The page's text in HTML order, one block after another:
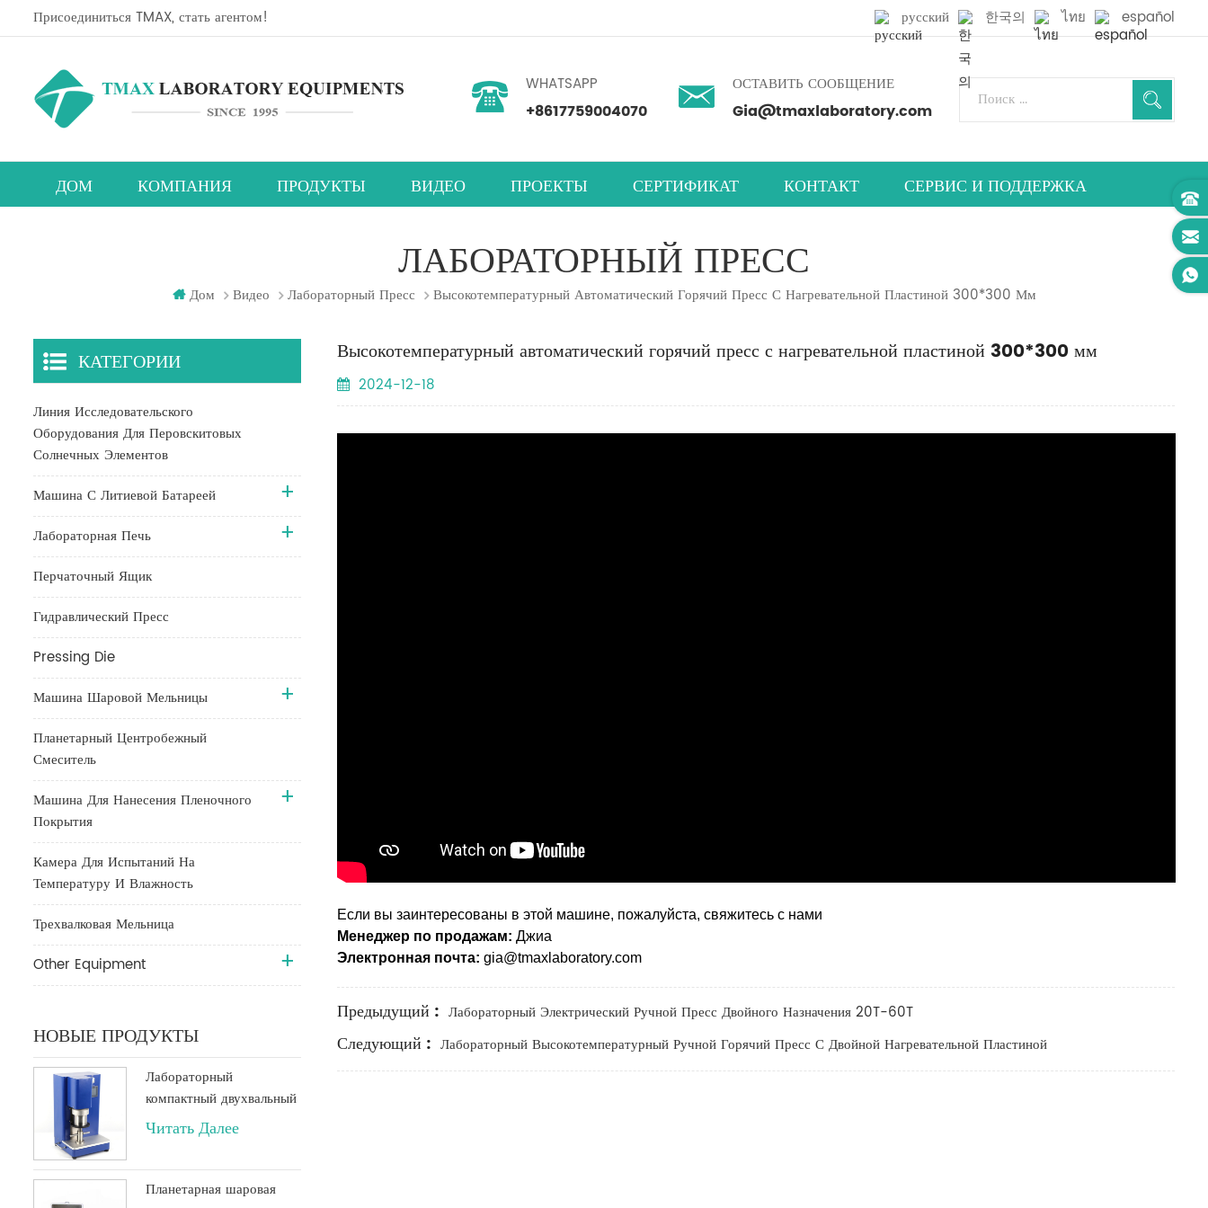
Присоединиться TMAX, стать агентом! русский 한국의 ไทย español
WHATSAPP
+8617759004070
ОСТАВИТЬ СООБЩЕНИЕ
Gia@tmaxlaboratory.com
ДОМ КОМПАНИЯ ПРОДУКТЫ ВИДЕО ПРОЕКТЫ СЕРТИФИКАТ КОНТАКТ СЕРВИС И ПОДДЕРЖКА
ЛАБОРАТОРНЫЙ ПРЕСС
Дом Видео Лабораторный Пресс Высокотемпературный Автоматический Горячий Пресс С Нагревательной Пластиной 300*300 Мм
Высокотемпературный автоматический горячий пресс с нагревательной пластиной 300*300 мм
2024-12-18
Если вы заинтересованы в этой машине, пожалуйста, свяжитесь с нами
Менеджер по продажам: Джиа
Электронная почта: gia@tmaxlaboratory.com
Предыдущий : Лабораторный Электрический Ручной Пресс Двойного Назначения 20T-60T
Следующий : Лабораторный Высокотемпературный Ручной Горячий Пресс С Двойной Нагревательной Пластиной
КАТЕГОРИИ
Линия Исследовательского
Оборудования Для Перовскитовых
Солнечных Элементов
Машина С Литиевой Батареей
Лабораторная Печь
Перчаточный Ящик
Гидравлический Пресс
Pressing Die
Машина Шаровой Мельницы
Планетарный Центробежный
Смеситель
Машина Для Нанесения Пленочного
Покрытия
Камера Для Испытаний На
Температуру И Влажность
Трехвалковая Мельница
Other Equipment
НОВЫЕ ПРОДУКТЫ
Лабораторный
компактный двухвальный
планетарный вакуумный
миксер объемом 500 мл
или 250 мл
Читать Далее
Планетарная шаровая